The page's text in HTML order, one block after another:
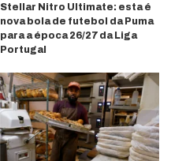
Stellar Nitro Ultimate: esta é
nova bola de futebol da Puma
para a época 26/27 da Liga
Portugal